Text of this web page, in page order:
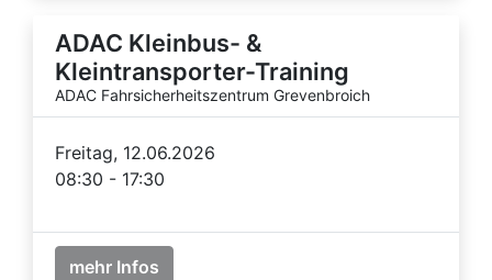
ADAC Kleinbus- &
Kleintransporter-Training
ADAC Fahrsicherheitszentrum Grevenbroich
Freitag, 12.06.2026
08:30 - 17:30
mehr Infos